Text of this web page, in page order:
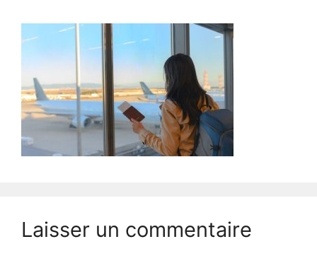
Laisser un commentaire